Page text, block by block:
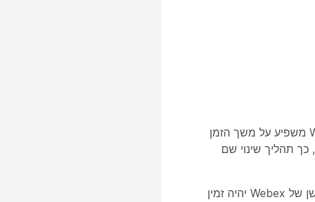
שינוי שם האתר עשוי להימשך עד 24 שעות. מספר המשתמשים באתר Webex משפיע על משך הזמן
שבו תהליך שינוי שם האתר אורך. ככל שיש לך יותר משתמשים באתר Webex, כך תהליך שינוי שם
אם לא תבחר לנתב מחדש אתר Webex ישן לאתר ששמו שונה, שם האתר הישן של Webex יהיה זמין